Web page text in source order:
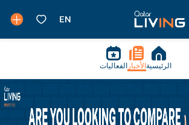
الرئيسية الأخبار الفعاليات